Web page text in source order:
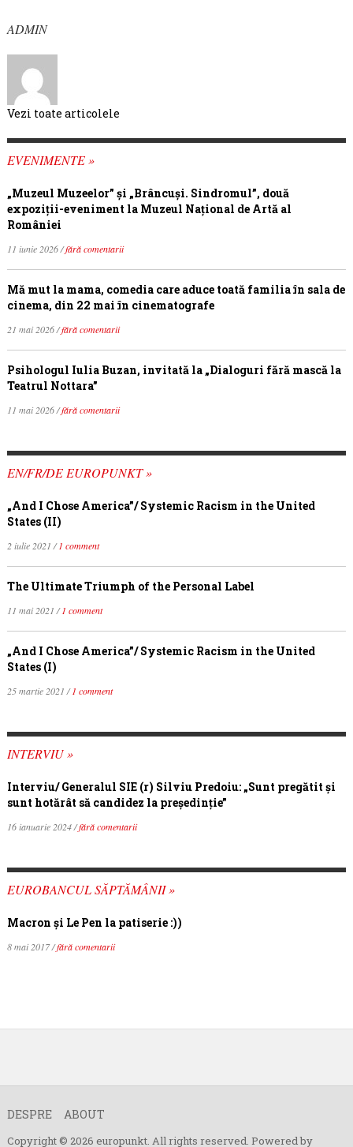
ADMIN
Vezi toate articolele
EVENIMENTE »
„Muzeul Muzeelor” și „Brâncuși. Sindromul”, două
expoziții-eveniment la Muzeul Național de Artă al
României
11 iunie 2026 /fără comentarii
Mă mut la mama, comedia care aduce toată familia în sala de
cinema, din 22 mai în cinematografe
21 mai 2026 /fără comentarii
Psihologul Iulia Buzan, invitată la „Dialoguri fără mască la
Teatrul Nottara”
11 mai 2026 /fără comentarii
EN/FR/DE EUROPUNKT »
„And I Chose America”/ Systemic Racism in the United
States (II)
2 iulie 2021 /1 comment
The Ultimate Triumph of the Personal Label
11 mai 2021 /1 comment
„And I Chose America”/ Systemic Racism in the United
States (I)
25 martie 2021 /1 comment
INTERVIU »
Interviu/ Generalul SIE (r) Silviu Predoiu: „Sunt pregătit și
sunt hotărât să candidez la președinție”
16 ianuarie 2024 /fără comentarii
EUROBANCUL SĂPTĂMÂNII »
Macron şi Le Pen la patiserie :))
8 mai 2017 /fără comentarii
DESPRE ABOUT
Copyright © 2026 europunkt. All rights reserved. Powered by